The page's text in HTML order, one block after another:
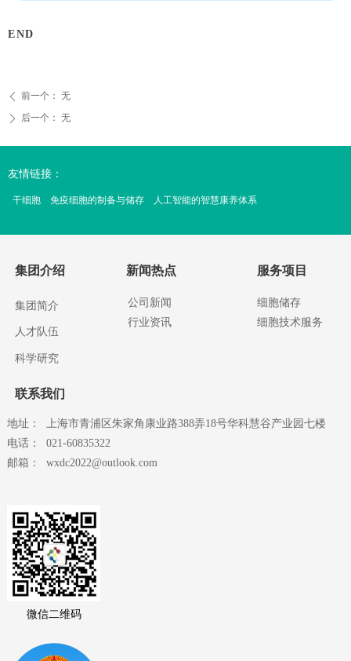
END
ꄴ 前一个： 无
ꄲ 后一个： 无
友情链接：
干细胞 免疫细胞的制备与储存 人工智能的智慧康养体系
集团简介
人才队伍
科学研究
集团介绍
公司新闻
行业资讯
新闻热点
细胞储存
细胞技术服务
服务项目
联系我们
地址：
上海市青浦区朱家角康业路388弄18号华科慧谷产业园七楼
电话：
021-60835322
邮箱：
wxdc2022@outlook.com
微信二维码